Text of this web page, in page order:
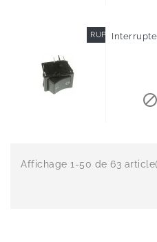
RUPTURE DE

Affichage 1-50 de 63